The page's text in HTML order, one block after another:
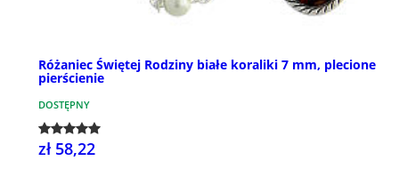
Różaniec Świętej Rodziny białe koraliki 7 mm, plecione
pierścienie
DOSTĘPNY
zł 58,22